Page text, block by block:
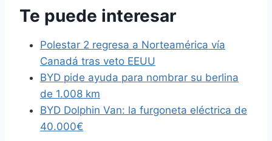
Te puede interesar
Polestar 2 regresa a Norteamérica vía
Canadá tras veto EEUU
BYD pide ayuda para nombrar su berlina
de 1.008 km
BYD Dolphin Van: la furgoneta eléctrica de
40.000€